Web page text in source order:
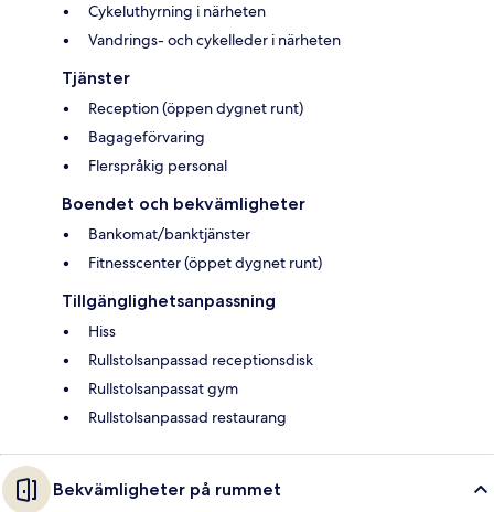
Cykeluthyrning i närheten
Vandrings- och cykelleder i närheten
Tjänster
Reception (öppen dygnet runt)
Bagageförvaring
Flerspråkig personal
Boendet och bekvämligheter
Bankomat/banktjänster
Fitnesscenter (öppet dygnet runt)
Tillgänglighetsanpassning
Hiss
Rullstolsanpassad receptionsdisk
Rullstolsanpassat gym
Rullstolsanpassad restaurang
Bekvämligheter på rummet